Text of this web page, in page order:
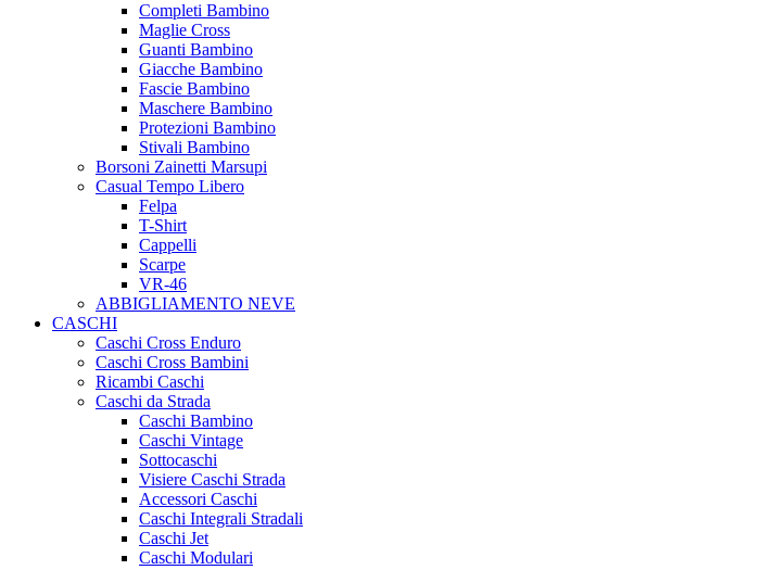
Completi Bambino
Maglie Cross
Guanti Bambino
Giacche Bambino
Fascie Bambino
Maschere Bambino
Protezioni Bambino
Stivali Bambino
Borsoni Zainetti Marsupi
Casual Tempo Libero
Felpa
T-Shirt
Cappelli
Scarpe
VR-46
ABBIGLIAMENTO NEVE
CASCHI
Caschi Cross Enduro
Caschi Cross Bambini
Ricambi Caschi
Caschi da Strada
Caschi Bambino
Caschi Vintage
Sottocaschi
Visiere Caschi Strada
Accessori Caschi
Caschi Integrali Stradali
Caschi Jet
Caschi Modulari